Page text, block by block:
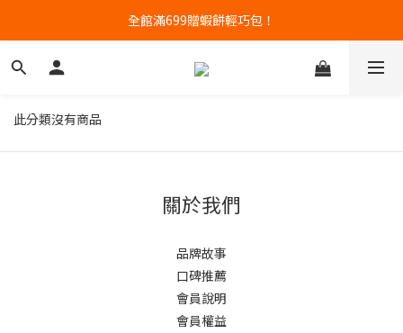
高含量蝦肉餅專賣｜任三件88折
全館滿699贈蝦餅輕巧包！
高含量蝦肉餅專賣｜任三件88折
此分類沒有商品
關於我們
品牌故事
口碑推薦
會員說明
會員權益